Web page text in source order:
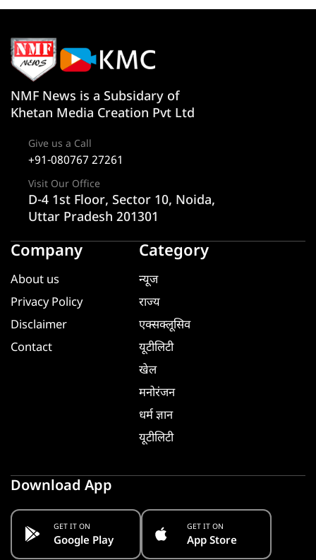
NMF News is a Subsidary of
Khetan Media Creation Pvt Ltd
Give us a Call
+91-080767 27261
Visit Our Office
D-4 1st Floor, Sector 10, Noida,
Uttar Pradesh 201301
Company
About us
Privacy Policy
Disclaimer
Contact
Category
न्यूज
राज्य
एक्सक्लूसिव
यूटीलिटी
खेल
मनोरंजन
धर्म ज्ञान
यूटीलिटी
Download App
GET IT ON
Google Play
GET IT ON
App Store